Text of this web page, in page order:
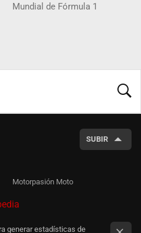
Mundial de Fórmula 1
SUBIR
Motorpasión Moto
generar estadísticas de